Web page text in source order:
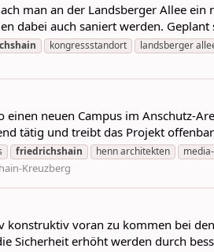
man an der Landsberger Allee
dabei auch saniert werden. Geplant
kongressstandort landsberger
neuen Campus im Anschutz-
tätig und treibt das Projekt
friedrichshain henn architekten
Kreuzberg
voran zu kommen bei
Sicherheit erhöht werden durch